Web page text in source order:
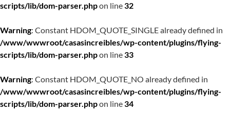
scripts/lib/dom-parser.phpon line32
Warning: Constant HDOM_QUOTE_SINGLE already defined in
/www/wwwroot/casasincreibles/wp-content/plugins/flying-
scripts/lib/dom-parser.phpon line33
Warning: Constant HDOM_QUOTE_NO already defined in
/www/wwwroot/casasincreibles/wp-content/plugins/flying-
scripts/lib/dom-parser.phpon line34